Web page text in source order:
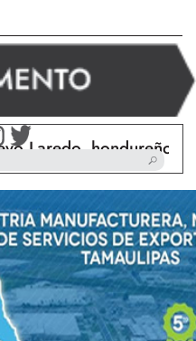
hondureño muere